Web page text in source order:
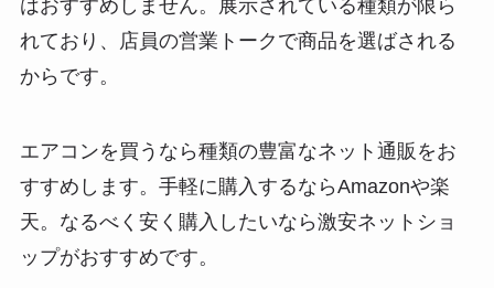
はおすすめしません。展示されている種類が限ら
れており、店員の営業トークで商品を選ばされる
からです。
エアコンを買うなら種類の豊富なネット通販をお
すすめします。手軽に購入するならAmazonや楽
天。 なるべく安く購入したいなら激安ネットショ
ップがおすすめです。